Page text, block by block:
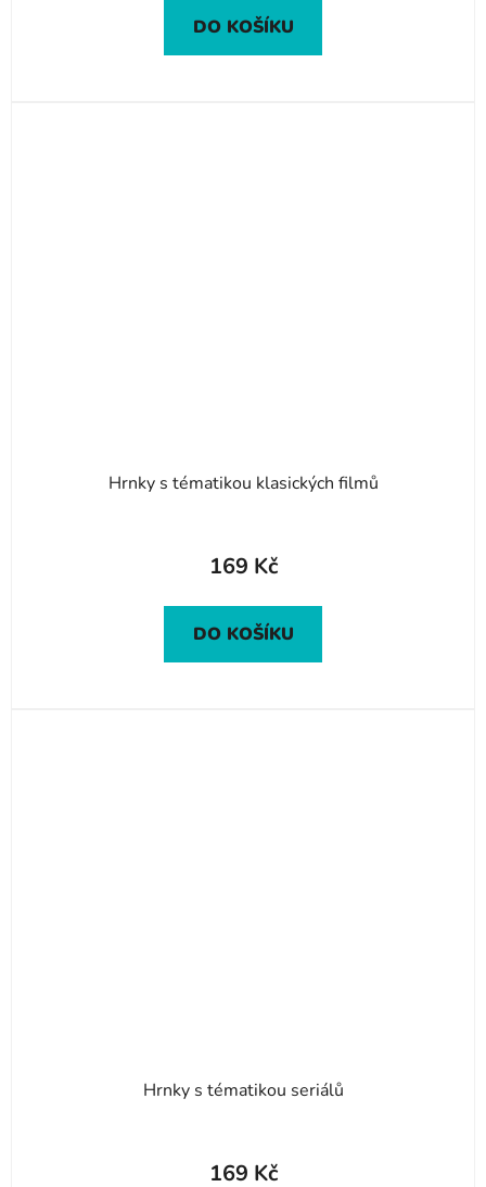
DO KOŠÍKU
Hrnky s tématikou klasických filmů
169 Kč
DO KOŠÍKU
Hrnky s tématikou seriálů
169 Kč